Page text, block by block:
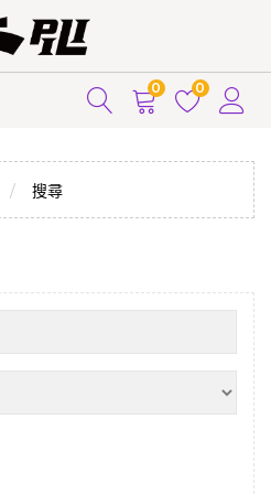
0 0
搜尋